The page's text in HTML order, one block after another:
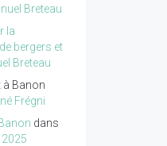
Breteau
la
bergers et
Breteau
à Banon
Frégni
dans
2025